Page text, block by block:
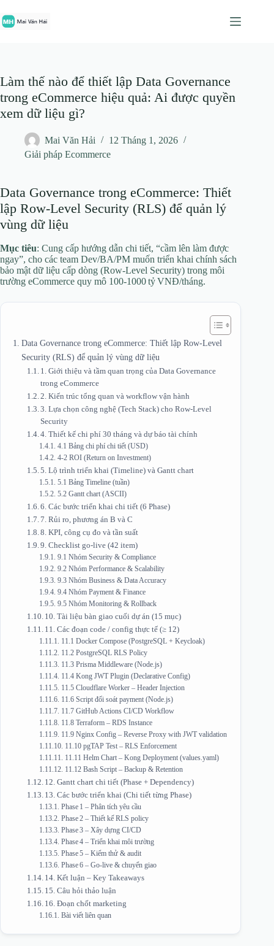
đến
phần
Làm thế nào để thiết lập Data Governance
trong eCommerce hiệu quả: Ai được quyền
xem dữ liệu gì?
Mai Văn Hải
12 Tháng 1, 2026
Giải pháp Ecommerce
Data Governance trong eCommerce: Thiết
lập Row‑Level Security (RLS) để quản lý
vùng dữ liệu
Mục tiêu: Cung cấp hướng dẫn chi tiết, “cầm lên làm được
ngay”, cho các team Dev/BA/PM muốn triển khai chính sách
bảo mật dữ liệu cấp dòng (Row‑Level Security) trong môi
trường eCommerce quy mô 100‑1000 tỷ VNĐ/tháng.
Data Governance trong eCommerce: Thiết lập Row‑Level
Security (RLS) để quản lý vùng dữ liệu
1. Giới thiệu và tầm quan trọng của Data Governance
trong eCommerce
2. Kiến trúc tổng quan và workflow vận hành
3. Lựa chọn công nghệ (Tech Stack) cho Row‑Level
Security
4. Thiết kế chi phí 30 tháng và dự báo tài chính
4.1 Bảng chi phí chi tiết (USD)
4‑2 ROI (Return on Investment)
5. Lộ trình triển khai (Timeline) và Gantt chart
5.1 Bảng Timeline (tuần)
5.2 Gantt chart (ASCII)
6. Các bước triển khai chi tiết (6 Phase)
7. Rủi ro, phương án B và C
8. KPI, công cụ đo và tần suất
9. Checklist go‑live (42 item)
9.1 Nhóm Security & Compliance
9.2 Nhóm Performance & Scalability
9.3 Nhóm Business & Data Accuracy
9.4 Nhóm Payment & Finance
9.5 Nhóm Monitoring & Rollback
10. Tài liệu bàn giao cuối dự án (15 mục)
11. Các đoạn code / config thực tế (≥ 12)
11.1 Docker Compose (PostgreSQL + Keycloak)
11.2 PostgreSQL RLS Policy
11.3 Prisma Middleware (Node.js)
11.4 Kong JWT Plugin (Declarative Config)
11.5 Cloudflare Worker – Header Injection
11.6 Script đối soát payment (Node.js)
11.7 GitHub Actions CI/CD Workflow
11.8 Terraform – RDS Instance
11.9 Nginx Config – Reverse Proxy with JWT validation
11.10 pgTAP Test – RLS Enforcement
11.11 Helm Chart – Kong Deployment (values.yaml)
11.12 Bash Script – Backup & Retention
12. Gantt chart chi tiết (Phase + Dependency)
13. Các bước triển khai (Chi tiết từng Phase)
Phase 1 – Phân tích yêu cầu
Phase 2 – Thiết kế RLS policy
Phase 3 – Xây dựng CI/CD
Phase 4 – Triển khai môi trường
Phase 5 – Kiểm thử & audit
Phase 6 – Go‑live & chuyển giao
14. Kết luận – Key Takeaways
15. Câu hỏi thảo luận
16. Đoạn chốt marketing
Bài viết liên quan